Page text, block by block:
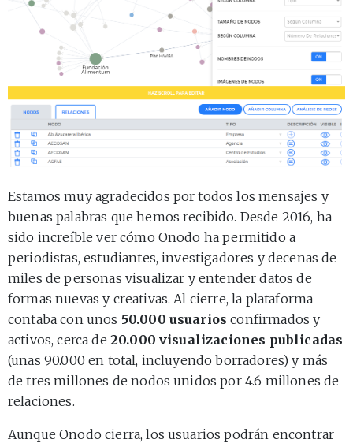
Estamos muy agradecidos por todos los mensajes y
buenas palabras que hemos recibido. Desde 2016, ha
sido increíble ver cómo Onodo ha permitido a
periodistas, estudiantes, investigadores y decenas de
miles de personas visualizar y entender datos de
formas nuevas y creativas. Al cierre, la plataforma
contaba con unos 50.000 usuarios confirmados y
activos, cerca de 20.000 visualizaciones publicadas
(unas 90.000 en total, incluyendo borradores) y más
de tres millones de nodos unidos por 4.6 millones de
relaciones.
Aunque Onodo cierra, los usuarios podrán encontrar